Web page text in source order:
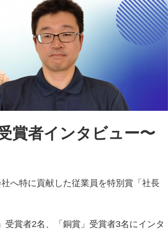
賞者インタビュー〜
へ特に貢献した従業員を特別賞「社長
賞者2名、「銅賞」受賞者3名にインタ